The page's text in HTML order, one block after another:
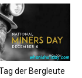
der Bergleute